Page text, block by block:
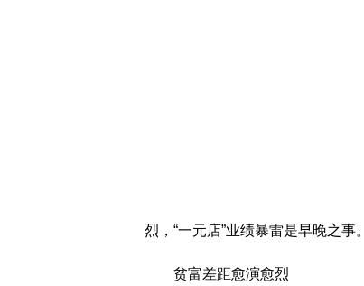
烈，“一元店”业绩暴雷是早晚之事。
贫富差距愈演愈烈